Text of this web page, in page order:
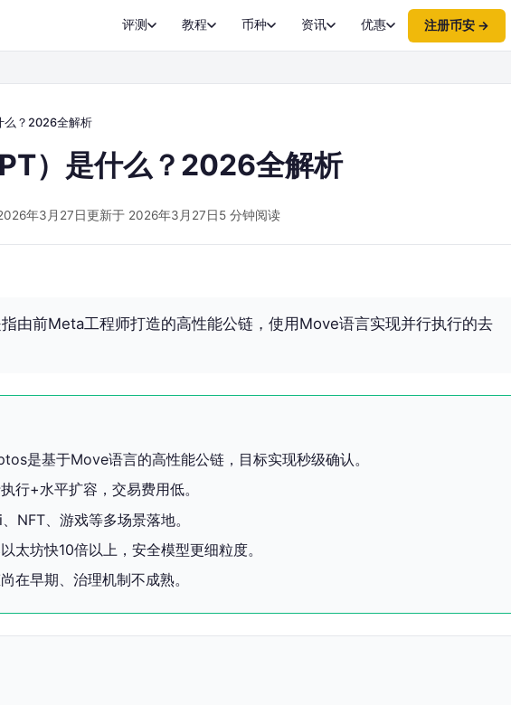
评测 教程 币种 资讯 优惠 注册币安 →
么？2026全解析
）是什么？2026全解析
年3月27日更新于 2026年3月27日5 分钟阅读
由前Meta工程师打造的高性能公链，使用Move语言实现并行执行的去
是基于Move语言的高性能公链，目标实现秒级确认。
行+水平扩容，交易费用低。
NFT、游戏等多场景落地。
太坊快10倍以上，安全模型更细粒度。
在早期、治理机制不成熟。